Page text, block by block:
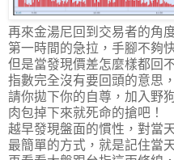
再來金湯尼回到交易者的角
第一時間的急拉，手腳不夠
但是當發現價差怎麼樣都回
指數完全沒有要回頭的意思
請你拋下你的自尊，加入野
肉包掉下來就死命的搶吧！
越早發現盤面的慣性，對當
最簡單的方式，就是記住當